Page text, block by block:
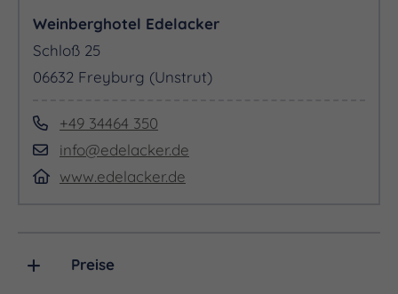
Wanderführer). Dies ist ein Pauschalpreis und
unabhängig von der Gruppengröße.
Weinberghotel Edelacker
Schloß 25
06632 Freyburg (Unstrut)
+49 34464 350
info@edelacker.de
www.edelacker.de
Preise